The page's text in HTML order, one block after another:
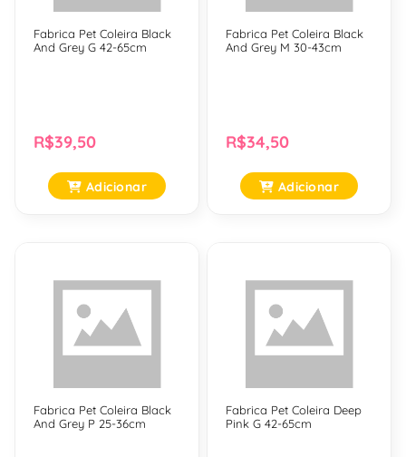
Fabrica Pet Coleira Black
And Grey G 42-65cm
R$39,50
Adicionar
Fabrica Pet Coleira Black
And Grey M 30-43cm
R$34,50
Adicionar
Fabrica Pet Coleira Black
And Grey P 25-36cm
Fabrica Pet Coleira Deep
Pink G 42-65cm